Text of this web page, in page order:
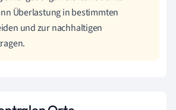
Überlastung in bestimmten
und zur nachhaltigen